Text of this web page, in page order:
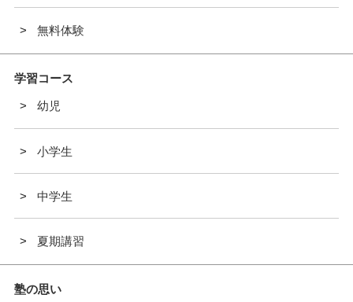
無料体験
学習コース
幼児
小学生
中学生
夏期講習
塾の思い